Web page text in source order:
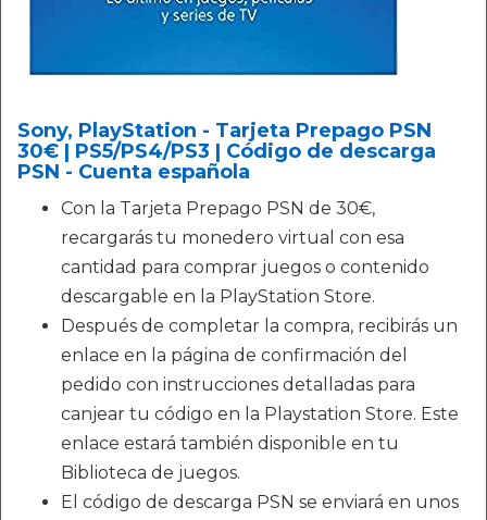
Sony, PlayStation - Tarjeta Prepago PSN
30€ | PS5/PS4/PS3 | Código de descarga
PSN - Cuenta española
Con la Tarjeta Prepago PSN de 30€,
recargarás tu monedero virtual con esa
cantidad para comprar juegos o contenido
descargable en la PlayStation Store.
Después de completar la compra, recibirás un
enlace en la página de confirmación del
pedido con instrucciones detalladas para
canjear tu código en la Playstation Store. Este
enlace estará también disponible en tu
Biblioteca de juegos.
El código de descarga PSN se enviará en unos